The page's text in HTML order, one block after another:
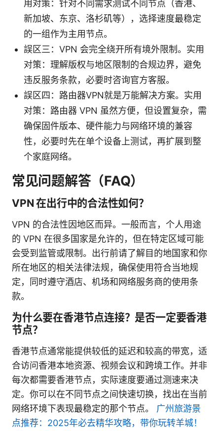
用对策：针对不同需求测试不同节点（香港、
新加坡、东京、洛杉矶等），选择速度最稳定
的一组作为主用节点。
誤区三：VPN 会完全绕开所有境外限制。实用
对策：理解版权与地区限制的合规边界，避免
违反服务条款，必要时咨询官方客服。
誤区四：路由器VPN就是万能解决方案。实用
对策：路由器 VPN 虽然方便，但设置复杂，需
确保固件版本、硬件能力与网络环境的兼容
性，必要时先在单个设备上测试，再扩展到整
个家庭网络。
常见问题解答（FAQ）
VPN 在出行中的合法性如何？
VPN 的合法性因地区而异。一般而言，个人用途
的 VPN 在很多国家是允许的，但在特定区域可能
会受到监管或限制。出行前请了解目的地国家和你
所在地区的相关法律法规，确保使用符合当地规
定，同时遵守酒店、机场和网络服务商的使用条
款。
为什么要在香港节点连接？是否一定要香港
节点？
香港节点通常能提供较低的延迟和较高的带宽，适
合访问香港本地资源、视频会议和跨境工作。并非
每次都需要香港节点，实际速度要通过测速来决
定。你可以在不同节点之间快速切换，找出在当前
网络环境下表现最稳定的那个节点。 广州旅游景
点推荐：2025年必去精华攻略，带你玩转羊城！